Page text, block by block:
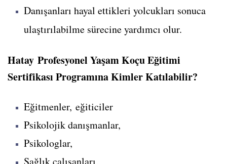
Danışanları hayal ettikleri yolcukları sonuca
ulaştırılabilme sürecine yardımcı olur.
Hatay Profesyonel Yaşam Koçu Eğitimi
Sertifikası Programına Kimler Katılabilir?
Eğitmenler, eğiticiler
Psikolojik danışmanlar,
Psikologlar,
Sağlık çalışanları,